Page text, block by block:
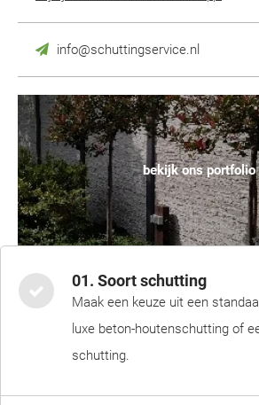
info@schuttingservice.nl
bekijk ons portfolio
01. Soort schutting
Maak een keuze uit een
luxe beton-houtenschutting of
schutting.